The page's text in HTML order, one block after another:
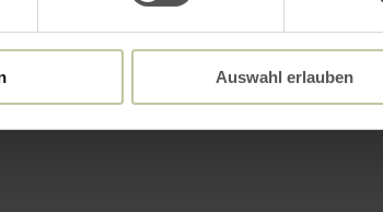
Auswahl erlauben